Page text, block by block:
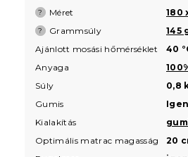
? Méret 180
? Grammsúly
145
Ajánlott mosási hőmérséklet
40
Anyaga
Súly
0,8
Gumis
Igen
Kialakítás
Optimális matrac magasság
20